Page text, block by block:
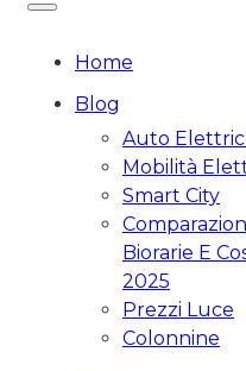
Home
Blog
Auto
Mobilità
Smart City
Biorarie E
2025
Prezzi Luce
Colonnine